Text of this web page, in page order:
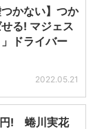
つかない】つか
る! マジェス
ドライバー
2022.05.21
円! 蜷川実花